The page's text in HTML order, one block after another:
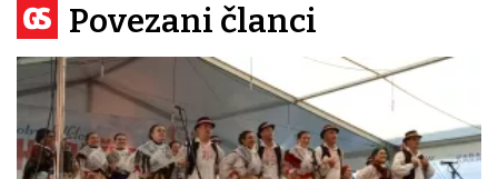
Povezani članci